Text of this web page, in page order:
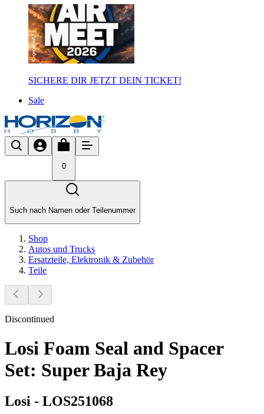
SICHERE DIR JETZT DEIN TICKET!
Sale
0
Such nach Namen oder Teilenummer
Shop
Autos und Trucks
Ersatzteile, Elektronik & Zubehör
Teile
Discontinued
Losi Foam Seal and Spacer
Set: Super Baja Rey
Losi - LOS251068